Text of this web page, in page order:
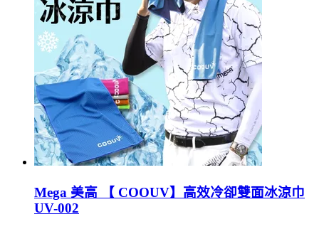
Mega 美高 【 COOUV】高效冷卻雙面冰涼巾
UV-002